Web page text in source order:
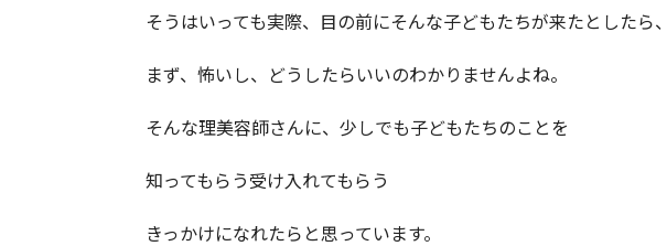
そうはいっても実際、目の前にそんな子どもたちが来たとしたら、
まず、怖いし、どうしたらいいのわかりませんよね。
そんな理美容師さんに、少しでも子どもたちのことを
知ってもらう受け入れてもらう
きっかけになれたらと思っています。